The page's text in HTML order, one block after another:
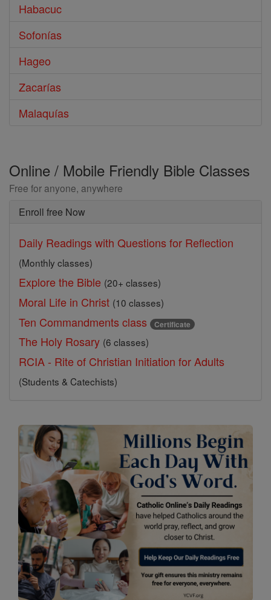
Habacuc
Sofonías
Hageo
Zacarías
Malaquías
Online / Mobile Friendly Bible Classes
Free for anyone, anywhere
Enroll free Now
Daily Readings with Questions for Reflection
(Monthly classes)
Explore the Bible (20+ classes)
Moral Life in Christ (10 classes)
Ten Commandments class Certificate
The Holy Rosary (6 classes)
RCIA - Rite of Christian Initiation for Adults
(Students & Catechists)